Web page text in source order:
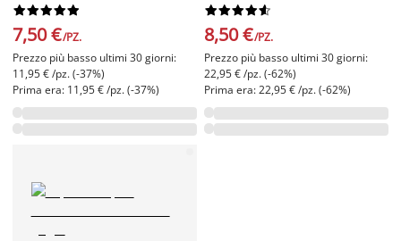






7,50 €/PZ.
Prezzo più basso ultimi 30 giorni:
11,95 € /pz. (-37%)
Prima era: 11,95 € /pz. (-37%)






8,50 €/PZ.
Prezzo più basso ultimi 30 giorni:
22,95 € /pz. (-62%)
Prima era: 22,95 € /pz. (-62%)